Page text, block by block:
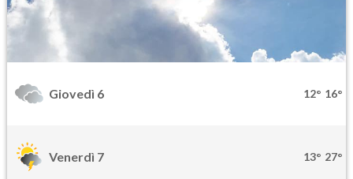
Giovedì 6 12° 16°
Venerdì 7 13° 27°